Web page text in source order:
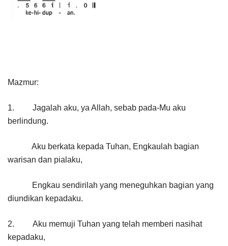
Mazmur:
1. Jagalah aku, ya Allah, sebab pada-Mu aku
berlindung.
Aku berkata kepada Tuhan, Engkaulah bagian
warisan dan pialaku,
Engkau sendirilah yang meneguhkan bagian yang
diundikan kepadaku.
2. Aku memuji Tuhan yang telah memberi nasihat
kepadaku,